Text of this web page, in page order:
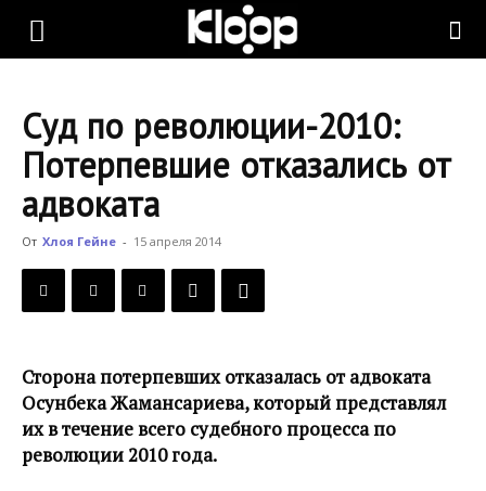
KLOOP.KG
Новости
Кыргызстана
Суд по революции-2010:
Потерпевшие отказались от
адвоката
От Хлоя Гейне - 15 апреля 2014
Сторона потерпевших отказалась от адвоката
Осунбека Жамансариева, который представлял
их в течение всего судебного процесса по
революции 2010 года.